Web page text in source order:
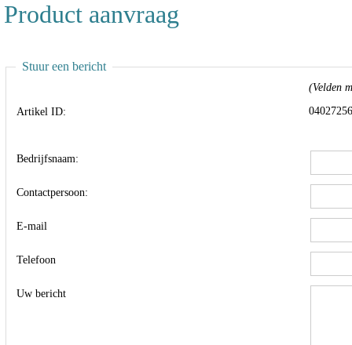
Product aanvraag
Stuur een bericht
(Velden
Artikel ID:
04027256
Bedrijfsnaam:
Contactpersoon:
E-mail
Telefoon
Uw bericht